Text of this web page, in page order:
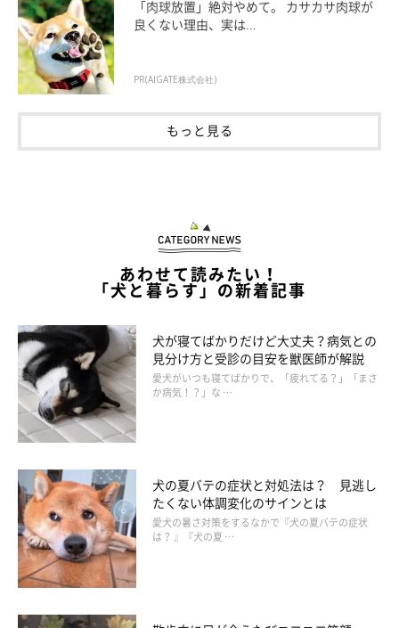
食欲がなくなる
血尿が出る
ふらついて歩けなくなる
呼吸や脈が速くなる
呼吸困難になる
血便が出る
吐血する
「肉球放置」絶対やめて。 カサカサ肉球が
良くない理由、実は...
PR(AIGATE株式会社)
もっと見る
あわせて読みたい！
「犬と暮らす」の新着記事
犬が寝てばかりだけど大丈夫？病気との
見分け方と受診の目安を獣医師が解説
愛犬がいつも寝てばかりで、「疲れてる？」「まさ
か病気！？」な …
犬の夏バテの症状と対処法は？ 見逃し
たくない体調変化のサインとは
愛犬の暑さ対策をするなかで『犬の夏バテの症状
は？ 』『犬の夏 …